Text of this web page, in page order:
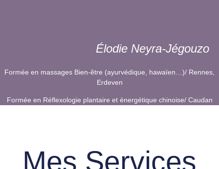
Élodie Neyra-Jégouzo
Formée en massages Bien-être (ayurvédique, hawaïen…)/ Rennes,
Erdeven
Formée en Réflexologie plantaire et énergétique chinoise/ Caudan
Mes Services